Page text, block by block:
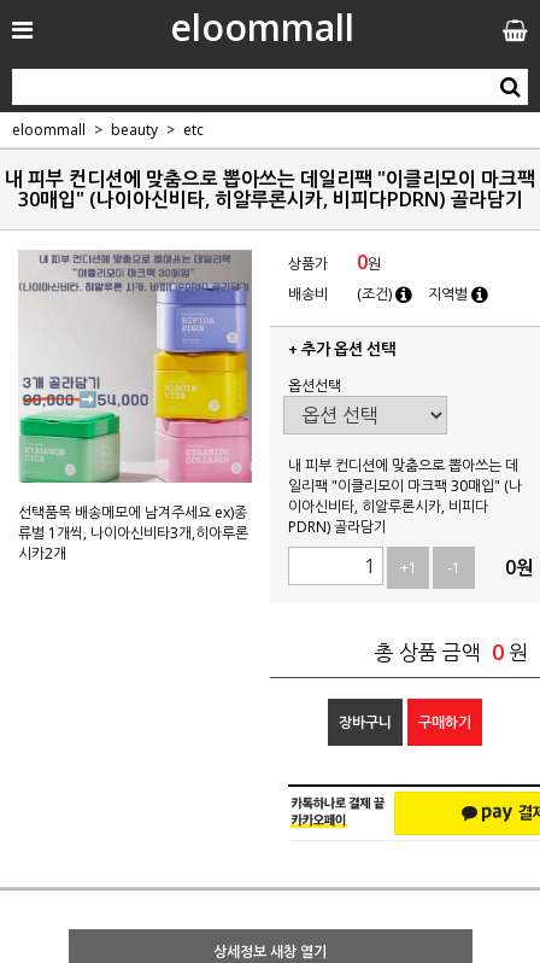
eloommall
eloommall beauty etc
내 피부 컨디션에 맞춤으로 뽑아쓰는 데일리팩 "이클리모이 마크팩
30매입" (나이아신비타, 히알루론시카, 비피다PDRN) 골라담기
선택품목 배송메모에 남겨주세요 ex)종
류별 1개씩, 나이아신비타3개,히아루론
시카2개
상품가 0원
배송비
(조건) 지역별
+ 추가 옵션 선택
옵션선택
내 피부 컨디션에 맞춤으로 뽑아쓰는 데
일리팩 "이클리모이 마크팩 30매입" (나
이아신비타, 히알루론시카, 비피다
PDRN) 골라담기
+1
-1 0원
총 상품 금액 0 원
장바구니 구매하기
상세정보 새창 열기